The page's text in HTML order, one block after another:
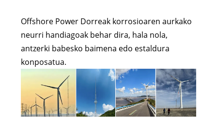
Offshore Power Dorreak korrosioaren aurkako
neurri handiagoak behar dira, hala nola,
antzerki babesko baimena edo estaldura
konposatua.